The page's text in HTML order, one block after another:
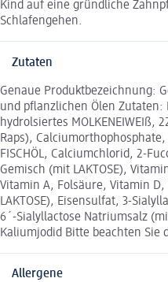
Kind auf eine gründliche
Schlafengehen.
Zutaten
Genaue Produktbezeichnung:
und pflanzlichen Ölen Zutaten:
hydrolsiertes MOLKENEIWEIß,
Raps),
FISCHÖL, Calciumchlorid, 2-
Gemisch (mit LAKTOSE),
Vitamin A, Folsäure, Vitamin
LAKTOSE), Eisensulfat, 3-
6´-Sialyllactose Natriumsalz
Kaliumjodid Bitte beachten Sie
Allergene